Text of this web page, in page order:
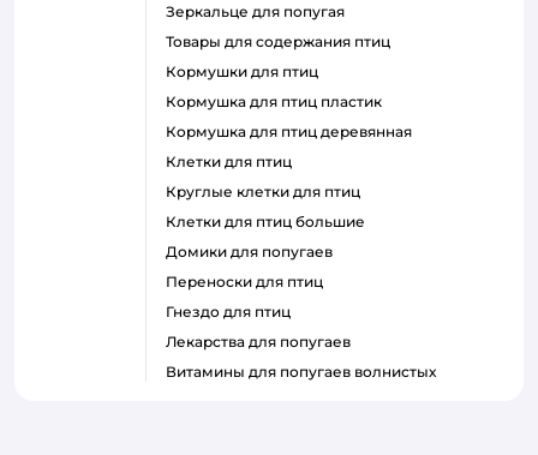
зеркальце для попугая
товары для содержания птиц
кормушки для птиц
кормушка для птиц пластик
кормушка для птиц деревянная
клетки для птиц
круглые клетки для птиц
клетки для птиц большие
домики для попугаев
переноски для птиц
гнездо для птиц
лекарства для попугаев
витамины для попугаев волнистых